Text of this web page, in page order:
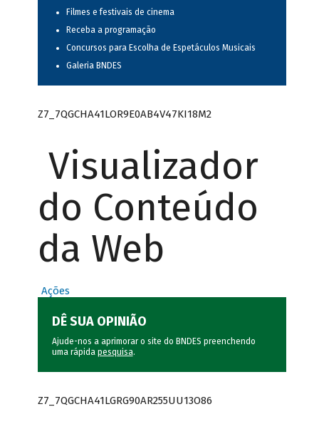
Filmes e festivais de cinema
Receba a programação
Concursos para Escolha de Espetáculos Musicais
Galeria BNDES
Z7_7QGCHA41LOR9E0AB4V47KI18M2
Visualizador
do Conteúdo
da Web
Ações
DÊ SUA OPINIÃO
Ajude-nos a aprimorar o site do BNDES preenchendo
uma rápida pesquisa.
Z7_7QGCHA41LGRG90AR255UU13O86